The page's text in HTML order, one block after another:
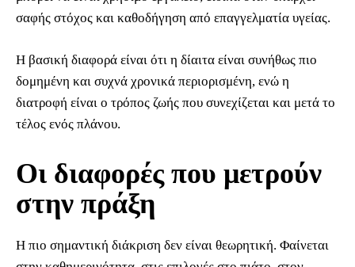
σαφής στόχος και καθοδήγηση από επαγγελματία υγείας.
Η βασική διαφορά είναι ότι η δίαιτα είναι συνήθως πιο
δομημένη και συχνά χρονικά περιορισμένη, ενώ η
διατροφή είναι ο τρόπος ζωής που συνεχίζεται και μετά το
τέλος ενός πλάνου.
Οι διαφορές που μετρούν
στην πράξη
Η πιο σημαντική διάκριση δεν είναι θεωρητική. Φαίνεται